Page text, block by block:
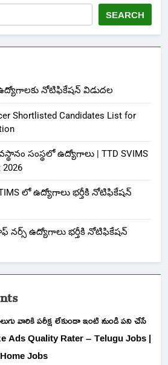
SEARCH
నోటిఫికేషన్ విడుదల
Shortlisted Candidates List for
సంస్థలో ఉద్యోగాలు | TTD SVIMS
2026
లో ఉద్యోగాలు భర్తీకి నోటిఫికేషన్
నర్స్ ఉద్యోగాలు భర్తీకి నోటిఫికేషన్
వారికి పరీక్ష లేకుండా ఇంటి నుండి పని చేసే
Ads Quality Rater – Telugu Jobs |
Jobs